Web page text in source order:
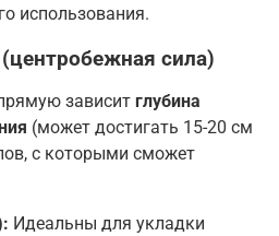
использования.
сила)
зависит глубина
(может достигать 15-20 см
с которыми сможет
Идеальны для укладки